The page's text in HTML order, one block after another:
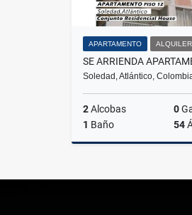
APARTAMENTO ALQUILER
Soledad, Atlántico,
2Alcobas 0
1 Baño 54